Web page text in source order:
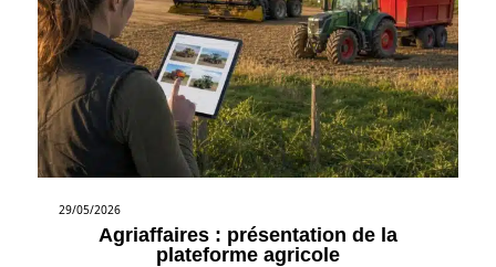
29/05/2026
Agriaffaires : présentation de la
plateforme agricole